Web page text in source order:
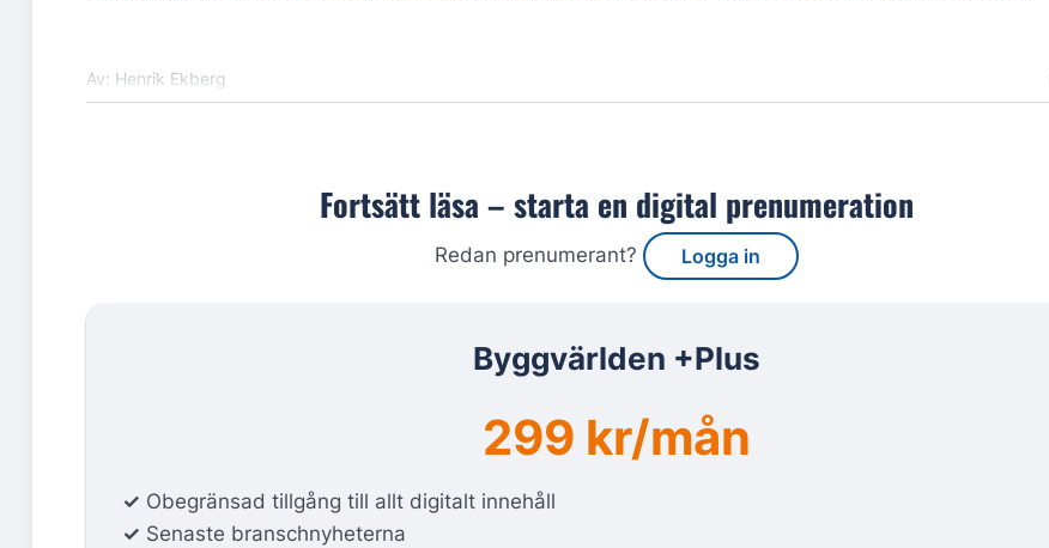
Av: Henrik Ekberg
Fortsätt läsa – starta en digital prenumeration
Redan prenumerant? Logga in
Byggvärlden +Plus
299 kr/mån
✓ Obegränsad tillgång till allt digitalt innehåll
✓ Senaste branschnyheterna